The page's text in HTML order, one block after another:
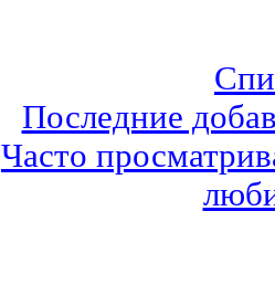
Последние
Часто